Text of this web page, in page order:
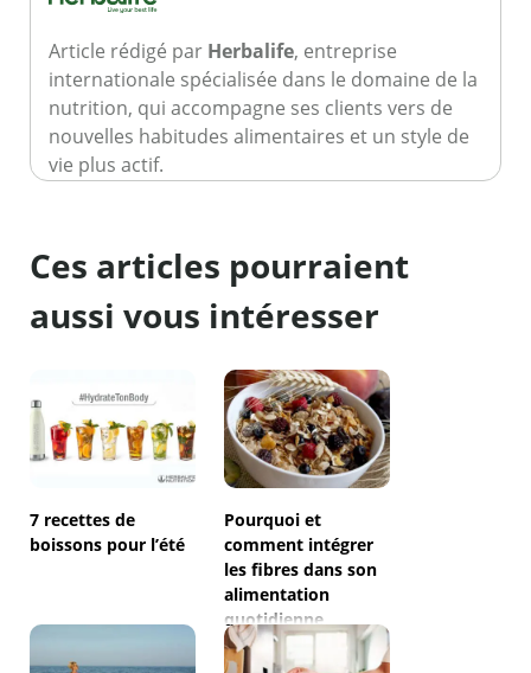
Article rédigé par Herbalife, entreprise
internationale spécialisée dans le domaine de la
nutrition, qui accompagne ses clients vers de
nouvelles habitudes alimentaires et un style de
vie plus actif.
Ces articles pourraient
aussi vous intéresser
7 recettes de
boissons pour l’été
Pourquoi et
comment intégrer
les fibres dans son
alimentation
quotidienne